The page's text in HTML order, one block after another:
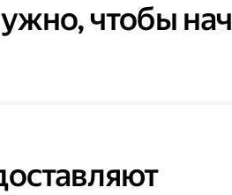
чтобы